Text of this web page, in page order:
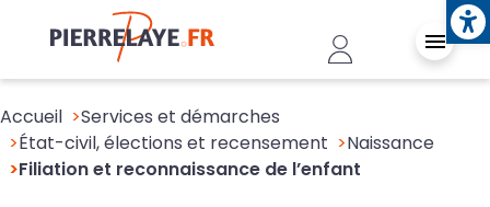
Aller au contenu principal
Header -
Accueil
Services et démarches
État-civil, élections et recensement
Naissance
Filiation et reconnaissance de l’enfant